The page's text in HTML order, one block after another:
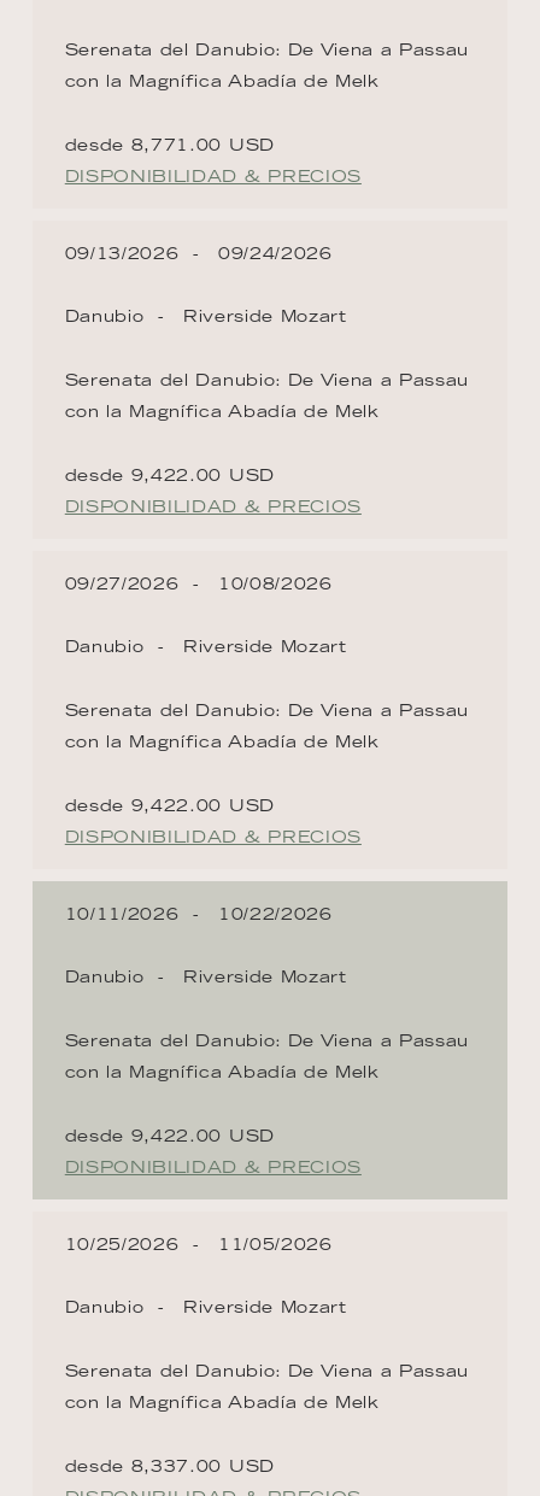
Serenata del Danubio: De Viena a Passau
con la Magnífica Abadía de Melk
desde 8,771.00 USD
DISPONIBILIDAD & PRECIOS
09/13/2026 09/24/2026
Danubio Riverside Mozart
Serenata del Danubio: De Viena a Passau
con la Magnífica Abadía de Melk
desde 9,422.00 USD
DISPONIBILIDAD & PRECIOS
09/27/2026 10/08/2026
Danubio Riverside Mozart
Serenata del Danubio: De Viena a Passau
con la Magnífica Abadía de Melk
desde 9,422.00 USD
DISPONIBILIDAD & PRECIOS
10/11/2026 10/22/2026
Danubio Riverside Mozart
Serenata del Danubio: De Viena a Passau
con la Magnífica Abadía de Melk
desde 9,422.00 USD
DISPONIBILIDAD & PRECIOS
10/25/2026 11/05/2026
Danubio Riverside Mozart
Serenata del Danubio: De Viena a Passau
con la Magnífica Abadía de Melk
desde 8,337.00 USD